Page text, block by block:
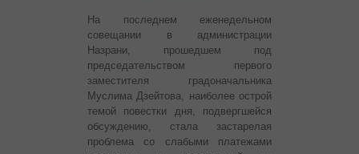
На последнем еженедельном
совещании в администрации
Назрани, прошедшем под
председательством первого
заместителя градоначальника
Муслима Дзейтова, наиболее острой
темой повестки дня, подвергшейся
обсуждению, стала застарелая
проблема со слабыми платежами